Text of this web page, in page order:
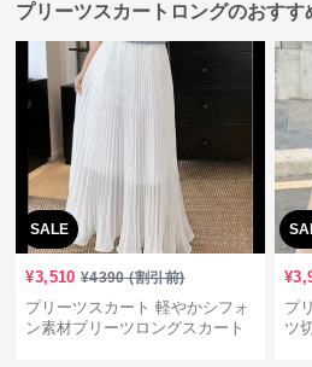
プリーツスカートロングのおすす
SALE
¥3,510 ¥4390(割引前)
プリーツスカート 軽やかシフォ
ン素材プリーツロングスカート
¥
プ
ツ